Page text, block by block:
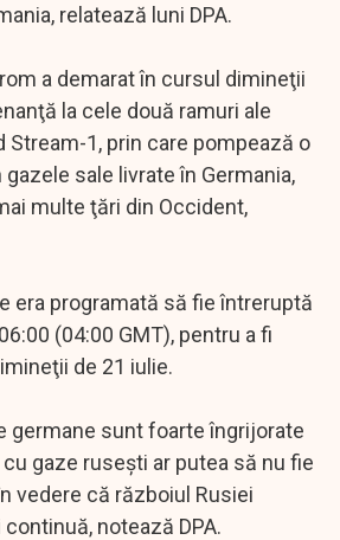
relatează luni DPA.
a demarat în cursul dimineţii
la cele două ramuri ale
Stream-1, prin care pompează o
sale livrate în Germania,
multe ţări din Occident,
era programată să fie întreruptă
(04:00 GMT), pentru a fi
de 21 iulie.
germane sunt foarte îngrijorate
gaze ruseşti ar putea să nu fie
vedere că războiul Rusiei
notează DPA.